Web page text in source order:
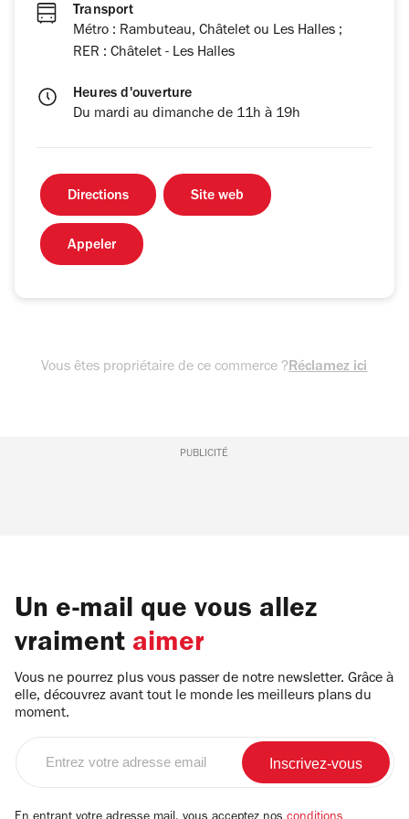
Transport
Métro : Rambuteau, Châtelet ou Les Halles ;
RER : Châtelet - Les Halles
Heures d'ouverture
Du mardi au dimanche de 11h à 19h
Directions Site web
Appeler
Vous êtes propriétaire de ce commerce ?Réclamez ici
PUBLICITÉ
Un e-mail que vous allez
vraiment aimer
Vous ne pourrez plus vous passer de notre newsletter. Grâce à
elle, découvrez avant tout le monde les meilleurs plans du
moment.
email